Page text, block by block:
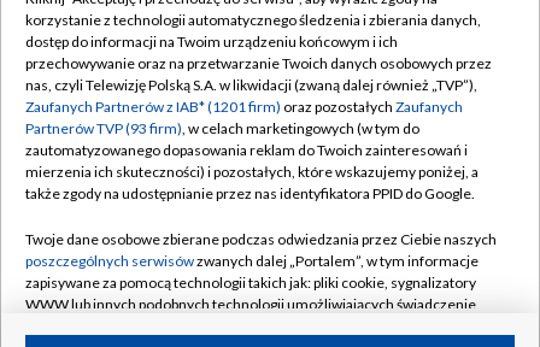
TVP
Abonament TVP
Emisja w TVP
Centrum informacji TVP
Naziemna Telewizja Cyfrowa
Rada Programowa
System NOS
Informacje o nadawcy
Regulamin TVP
Polityka prywatności
Moje zgody
Pomoc
Kontakt
Kanały
korzystanie z technologii automatycznego śledzenia i zbierania danych,
dostęp do informacji na Twoim urządzeniu końcowym i ich
przechowywanie oraz na przetwarzanie Twoich danych osobowych przez
nas, czyli Telewizję Polską S.A. w likwidacji (zwaną dalej również „TVP”),
Zaufanych Partnerów z IAB* (1201 firm) oraz pozostałych Zaufanych
Partnerów TVP (93 firm), w celach marketingowych (w tym do
zautomatyzowanego dopasowania reklam do Twoich zainteresowań i
mierzenia ich skuteczności) i pozostałych, które wskazujemy poniżej, a
także zgody na udostępnianie przez nas identyfikatora PPID do Google.
Twoje dane osobowe zbierane podczas odwiedzania przez Ciebie naszych
poszczególnych serwisówzwanych dalej „Portalem”, w tym informacje
zapisywane za pomocą technologii takich jak: pliki cookie, sygnalizatory
WWW lub innych podobnych technologii umożliwiających świadczenie